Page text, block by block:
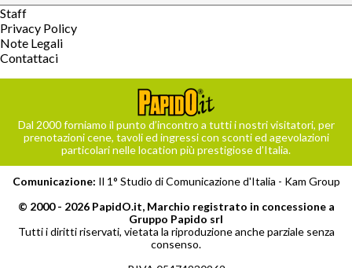
Staff
Privacy Policy
Note Legali
Contattaci
Dal 2000 forniamo il punto d’incontro a tutti i nostri visitatori, per
prenotazioni cene, tavoli ed ingressi con sconti ed agevolazioni
particolari nelle location più prestigiose d’Italia.
Comunicazione: Il 1° Studio di Comunicazione d'Italia - Kam Group
© 2000 - 2026 PapidO.it, Marchio registrato in concessione a
Gruppo Papido srl
Tutti i diritti riservati, vietata la riproduzione anche parziale senza
consenso.